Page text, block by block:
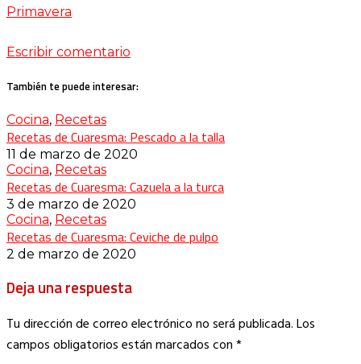
Primavera
Escribir comentario
También te puede interesar:
Cocina, Recetas
Recetas de Cuaresma: Pescado a la talla
11 de marzo de 2020
Cocina, Recetas
Recetas de Cuaresma: Cazuela a la turca
3 de marzo de 2020
Cocina, Recetas
Recetas de Cuaresma: Ceviche de pulpo
2 de marzo de 2020
Deja una respuesta
Tu dirección de correo electrónico no será publicada.Los
campos obligatorios están marcados con*